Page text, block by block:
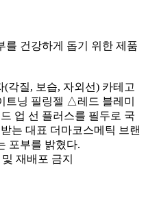
를 건강하게 돕기 위한 제품
(각질, 보습, 자외선) 카테고
트닝 필링젤 △레드 블레미
업 선 플러스를 필두로 국
는 대표 더마코스메틱 브랜
포부를 밝혔다.
재배포 금지